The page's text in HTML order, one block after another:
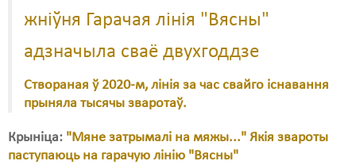
жніўня Гарачая лінія "Вясны"
адзначыла сваё двухгоддзе
Створаная ў 2020-м, лінія за час свайго існавання
прыняла тысячы зваротаў.
Крыніца: "Мяне затрымалі на мяжы..." Якія звароты
паступаюць на гарачую лінію "Вясны"